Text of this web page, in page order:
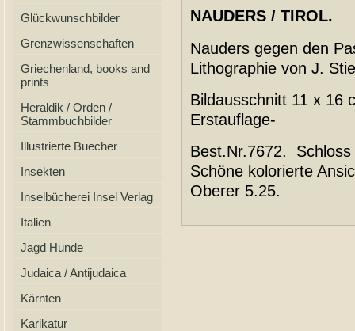
Glückwunschbilder
Grenzwissenschaften
Griechenland, books and
prints
Heraldik / Orden /
Stammbuchbilder
Illustrierte Buecher
Insekten
Inselbücherei Insel Verlag
Italien
Jagd Hunde
Judaica / Antijudaica
Kärnten
Karikatur
NAUDERS / TIROL.
Nauders gegen den
Lithographie von J.
Bildausschnitt 11 x 16
Erstauflage-
Best.Nr.7672.
Schöne kolorierte
Oberer 5.25.